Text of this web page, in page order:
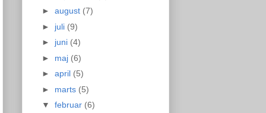
► august (7)
► juli (9)
► juni (4)
► maj (6)
► april (5)
► marts (5)
▼ februar (6)